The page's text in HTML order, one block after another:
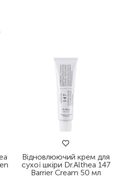
Відновлюючий крем для
сухої шкіри Dr.Althea 147
Barrier Cream 50 мл